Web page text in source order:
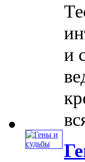
и